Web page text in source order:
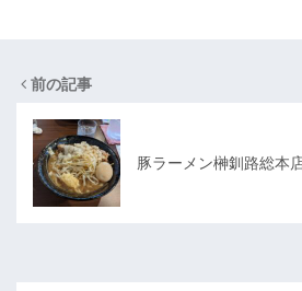
前の記事
豚ラーメン榊釧路総本